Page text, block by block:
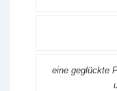
eine geglückte